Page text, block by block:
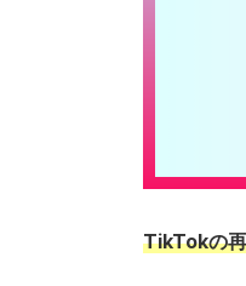
TikTokの